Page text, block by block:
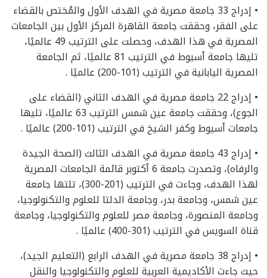
• إدراج 33 جامعة مصرية في الهدف الأول والمُختص بالقضاء
على الفقر، وحققت جامعة القاهرة المركز الأول بين الجامعات
المصرية في هذا الهدف، وحصلت على الترتيب 49 عالميًا،
تليها جامعة أسيوط في الترتيب 81 عالميًا، ثم الجامعة
المصرية اليابانية في الترتيب (101-200) عالميًا .
• إدراج 22 جامعة مصرية في الهدف الثاني (القضاء على
الجوع)، وحققت جامعة عين شمس الترتيب 63 عالميًا، تليها
جامعات أسيوط وكفر الشيخ في الترتيب (101-200) عالميًا .
• إدراج 43 جامعة مصرية في الهدف الثالث (الصحة الجيدة
والرفاه)، وتصدرت جامعة 6 أكتوبر قائمة الجامعات المصرية
لهذا الهدف، وجاءت في الترتيب (201-300)، تلتها جامعة
عين شمس، وجامعة بدر، وجامعة الدلتا للعلوم والتكنولوجيا،
وجامعة المنصورة، وجامعة مصر للعلوم والتكنولوجيا، وجامعة
قناة السويس في الترتيب (301-400) عالميًا .
• إدراج 38 جامعة مصرية في الهدف الرابع (التعليم الجيد)،
حيث جاءت الأكاديمية العربية للعلوم والتكنولوجيا والنقل